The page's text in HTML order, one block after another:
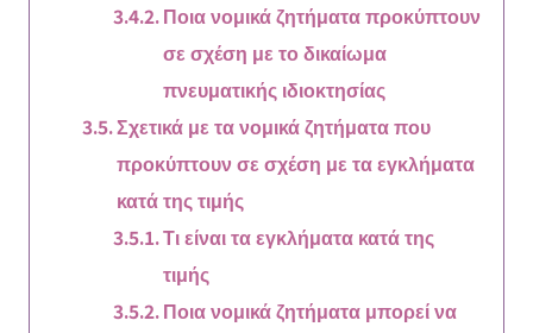
Ποια νομικά ζητήματα προκύπτουν
σε σχέση με το δικαίωμα
πνευματικής ιδιοκτησίας
Σχετικά με τα νομικά ζητήματα που
προκύπτουν σε σχέση με τα εγκλήματα
κατά της τιμής
Τι είναι τα εγκλήματα κατά της
τιμής
Ποια νομικά ζητήματα μπορεί να